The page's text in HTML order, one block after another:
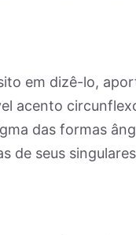
em dizê-lo,
acento
das formas
seus singulares: